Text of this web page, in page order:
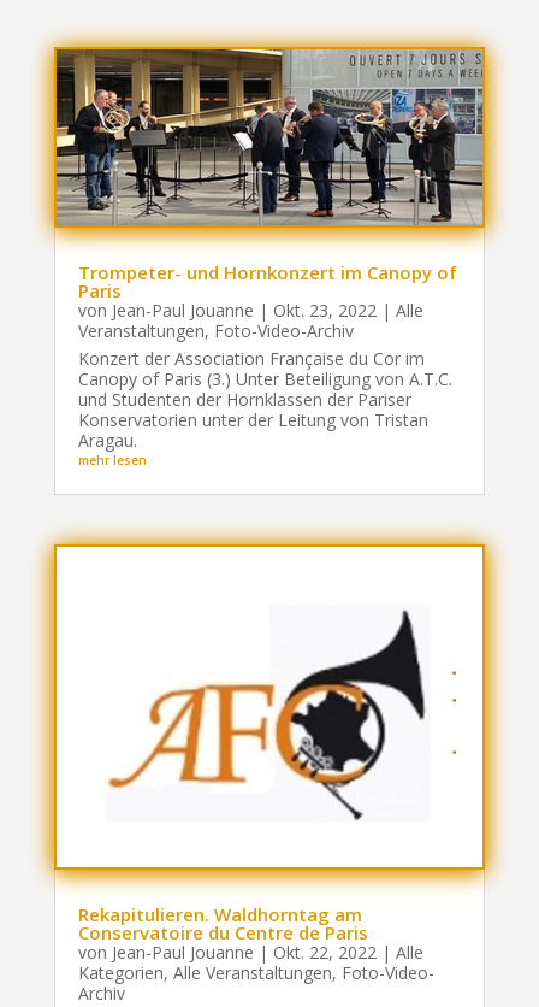
Trompeter- und Hornkonzert im Canopy of
Paris
von Jean-Paul Jouanne | Okt. 23, 2022 | Alle
Veranstaltungen, Foto-Video-Archiv
Konzert der Association Française du Cor im
Canopy of Paris (3.) Unter Beteiligung von A.T.C.
und Studenten der Hornklassen der Pariser
Konservatorien unter der Leitung von Tristan
Aragau.
mehr lesen
Rekapitulieren. Waldhorntag am
Conservatoire du Centre de Paris
von Jean-Paul Jouanne | Okt. 22, 2022 | Alle
Kategorien, Alle Veranstaltungen, Foto-Video-
Archiv